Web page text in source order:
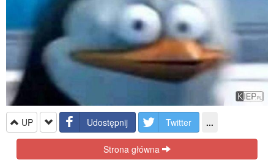
UP Udostępnij Twitter ...
Strona główna